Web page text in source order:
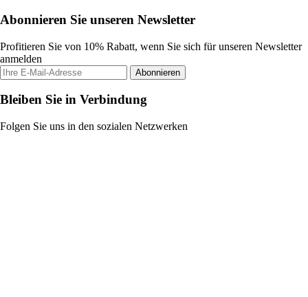
Abonnieren Sie unseren Newsletter
Profitieren Sie von 10% Rabatt, wenn Sie sich für unseren Newsletter
anmelden
Abonnieren
Bleiben Sie in Verbindung
Folgen Sie uns in den sozialen Netzwerken